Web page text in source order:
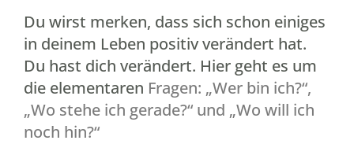
Du wirst merken, dass sich schon einiges
in deinem Leben positiv verändert hat.
Du hast dich verändert. Hier geht es um
die elementaren Fragen: „Wer bin ich?“,
„Wo stehe ich gerade?“ und „Wo will ich
noch hin?“